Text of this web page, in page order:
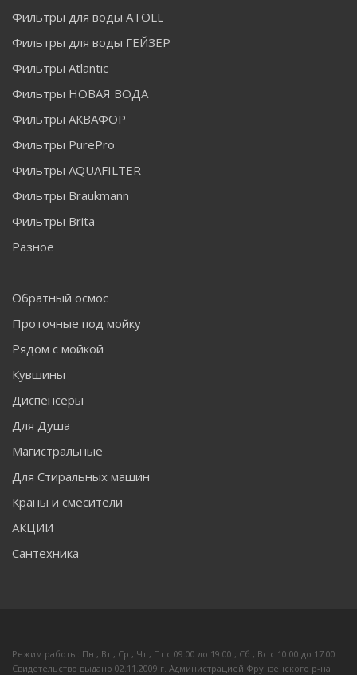
Фильтры для воды ATOLL
Фильтры для воды ГЕЙЗЕР
Фильтры Atlantic
Фильтры НОВАЯ ВОДА
Фильтры АКВАФОР
Фильтры PurePro
Фильтры AQUAFILTER
Фильтры Braukmann
Фильтры Brita
Разное
----------------------------
Обратный осмос
Проточные под мойку
Рядом с мойкой
Кувшины
Диспенсеры
Для Душа
Магистральные
Для Стиральных машин
Краны и смесители
АКЦИИ
Сантехника
Режим работы: Пн , Вт , Ср , Чт , Пт c 09:00 до 19:00 ; Сб , Вс c 10:00 до 17:00
Свидетельство выдано 02.11.2009 г. Администрацией Фрунзенского р-на